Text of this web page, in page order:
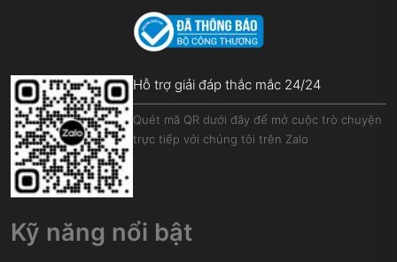
Hỗ trợ giải đáp thắc mắc 24/24
Quét mã QR dưới đây để mở cuộc trò chuyện
trực tiếp với chúng tôi trên Zalo
Kỹ năng nổi bật